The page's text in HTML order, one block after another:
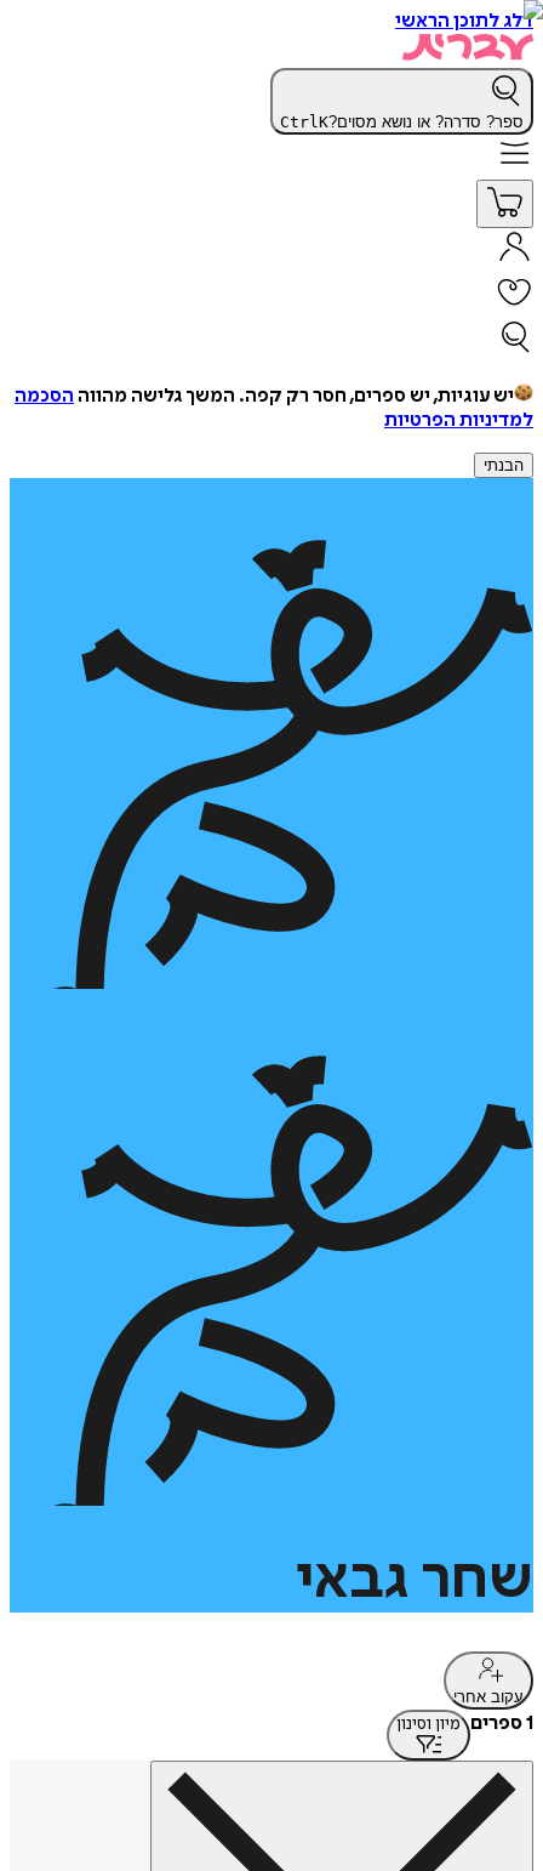
דלג לתוכן הראשי
ספר? סדרה? או נושא מסוים? CtrlK
יש עוגיות, יש ספרים, חסר רק קפה. המשך גלישה מהווה הסכמה
למדיניות הפרטיות
הבנתי
שחר גבאי
עקוב אחרי
1 ספרים מיון וסינון